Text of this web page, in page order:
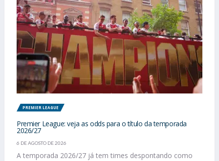
PREMIER LEAGUE
Premier League: veja as odds para o título da temporada
2026/27
6 DE AGOSTO DE 2026
A temporada 2026/27 já tem times despontando como